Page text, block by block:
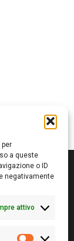
a queste
o ID
negativamente
attivo